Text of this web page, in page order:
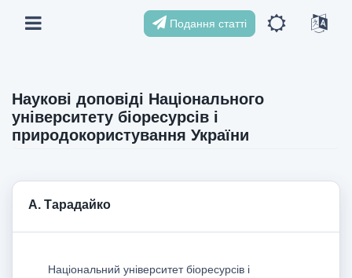
Подання статті
Наукові доповіді Національного
університету біоресурсів і
природокористування України
А. Тарадайко
Національний університет біоресурсів і